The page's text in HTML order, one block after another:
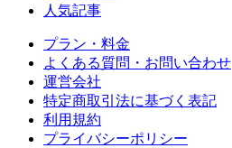
人気記事
プラン・料金
よくある質問・お問い合わせ
運営会社
特定商取引法に基づく表記
利用規約
プライバシーポリシー